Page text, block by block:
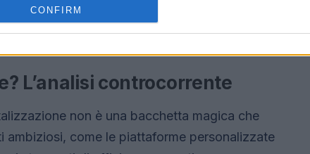
CONFIRM
domanda è: come possono queste aziende
competitivo?
L’analisi controcorrente
non è una bacchetta magica che
come le piattaforme personalizzate